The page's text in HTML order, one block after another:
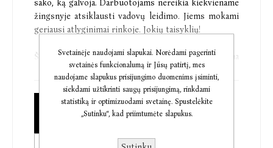
sako, ką galvoja. Darbuotojams nereikia kiekviename
žingsnyje atsiklausti vadovų leidimo. Jiems mokami
geriausi atlyginimai rinkoje. Jokių taisyklių!
Šioje knygoje R. Hastingsas ir Erin Meyer, viena
įtakingiausių verslo teoretikių pasaulyje, pirmą kartą
gilinasi į savitą „Netflix“ pasaulėžiūrą, leidusią
pasiekti pavydėtinų rezultatų. Remdamiesi šimtais
„Netflix“ darbuotojų interviu ir niekuomet neviešinta
pasakoja apie pažangiausios, kūrybiškiausios ir
Popierinė knyga
Svetainėje naudojami slapukai. Norėdami pagerinti
svetainės funkcionalumą ir Jūsų patirtį, mes
naudojame slapukus prisijungimo duomenims įsiminti,
siekdami užtikrinti saugų prisijungimą, rinkdami
statistiką ir optimizuodami svetainę. Spustelėkite
„Sutinku“, kad priimtumėte slapukus.